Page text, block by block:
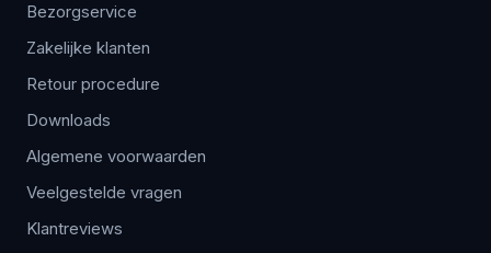
Bezorgservice
Zakelijke klanten
Retour procedure
Downloads
Algemene voorwaarden
Veelgestelde vragen
Klantreviews